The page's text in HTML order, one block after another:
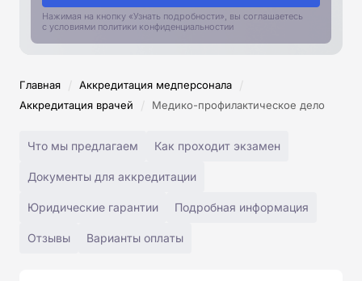
Нажимая на кнопку «Узнать подробности», вы соглашаетесь
с условиями политики конфиденциальностии
Главная / Аккредитация медперсонала /
Аккредитация врачей / Медико-профилактическое дело
Что мы предлагаем Как проходит экзамен
Документы для аккредитации
Юридические гарантии Подробная информация
Отзывы Варианты оплаты